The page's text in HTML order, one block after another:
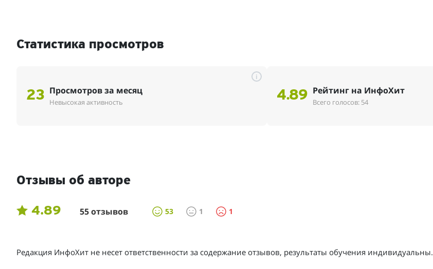
Статистика просмотров
23 Просмотров за месяц
Невысокая активность
i
4.89 Рейтинг на ИнфоХит
Всего голосов: 54
Отзывы об авторе
4.89 55 отзывов 53 1 1
Редакция ИнфоХит не несет ответственности за содержание отзывов, результаты обучения индивидуальны.